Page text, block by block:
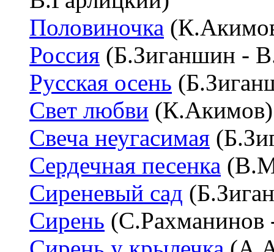
Половиночка
Россия (Б.Зиганшин -
Русская осень
Свет любви (К.Акимов)
Свеча неугасимая
Сердечная песенка
Сиреневый сад
Сирень (С.Рахманинов